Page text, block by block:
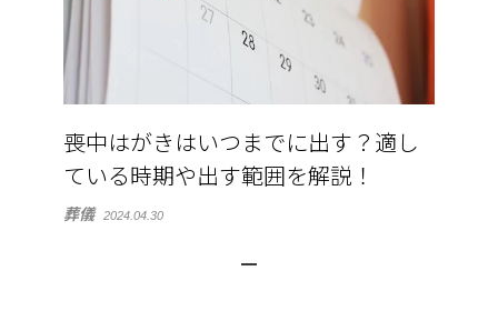
喪中はがきはいつまでに出す？適し
ている時期や出す範囲を解説！
葬儀 2024.04.30